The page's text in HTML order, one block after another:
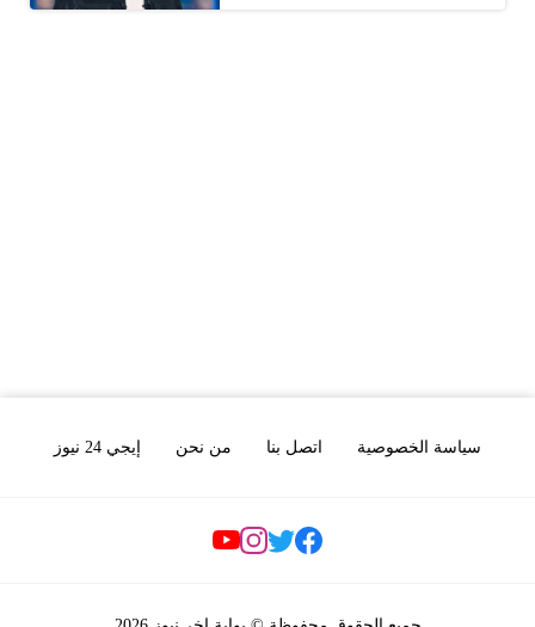
سياسة الخصوصية اتصل بنا من نحن إيجي 24 نيوز
Social Links